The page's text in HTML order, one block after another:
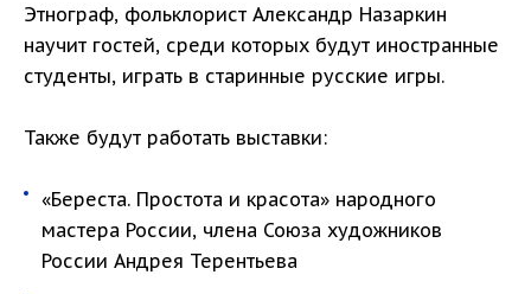
Этнограф, фольклорист Александр Назаркин
научит гостей, среди которых будут иностранные
студенты, играть в старинные русские игры.
Также будут работать выставки:
«Береста. Простота и красота» народного
мастера России, члена Союза художников
России Андрея Терентьева